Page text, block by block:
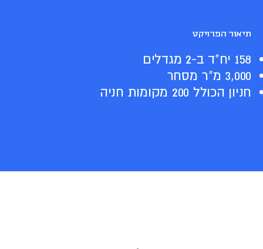
תיאור הפרויקט
158 יח"ד ב-2 מגדלים
3,000 מ"ר מסחר
חניון הכולל 200 מקומות חניה